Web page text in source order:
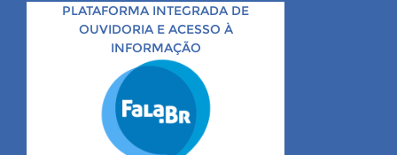
PLATAFORMA INTEGRADA DE
OUVIDORIA E ACESSO À
INFORMAÇÃO